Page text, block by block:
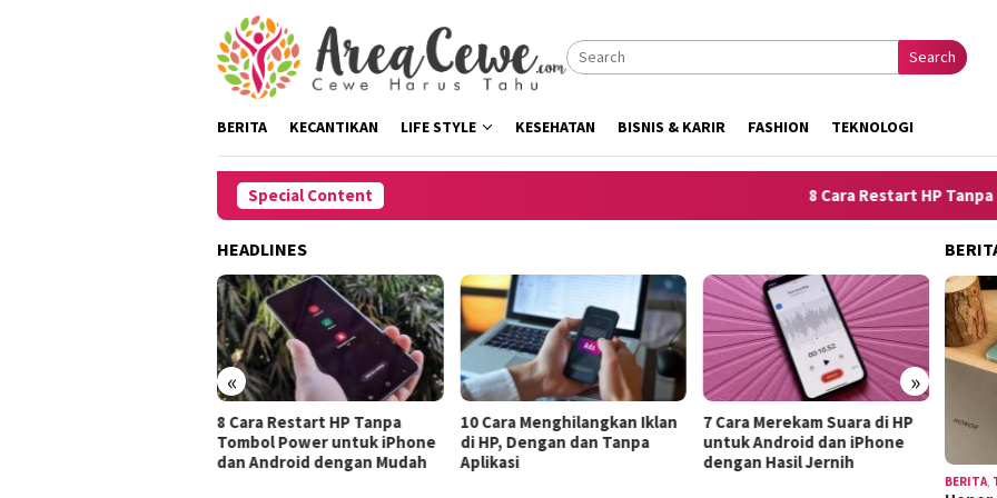
Search
BERITA KECANTIKAN LIFE STYLE KESEHATAN BISNIS & KARIR FASHION TEKNOLOGI
Special Content 8 Cara Restart HP Tanpa
HEADLINES
« »
8 Cara Restart HP Tanpa
Tombol Power untuk iPhone
dan Android dengan Mudah
10 Cara Menghilangkan Iklan
di HP, Dengan dan Tanpa
Aplikasi
7 Cara Merekam Suara di HP
untuk Android dan iPhone
dengan Hasil Jernih
10 Trik
BERITA